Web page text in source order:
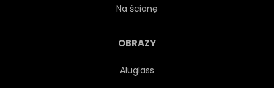
KUBEK DO KAWY
ZIARNA KAWY
Na ścianę
OBRAZY
Aluglass